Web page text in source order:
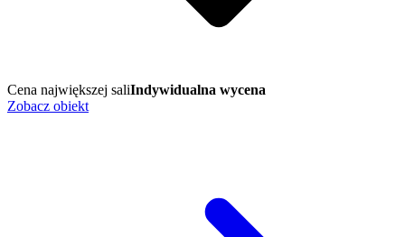
Cena największej saliIndywidualna wycena
Zobacz obiekt